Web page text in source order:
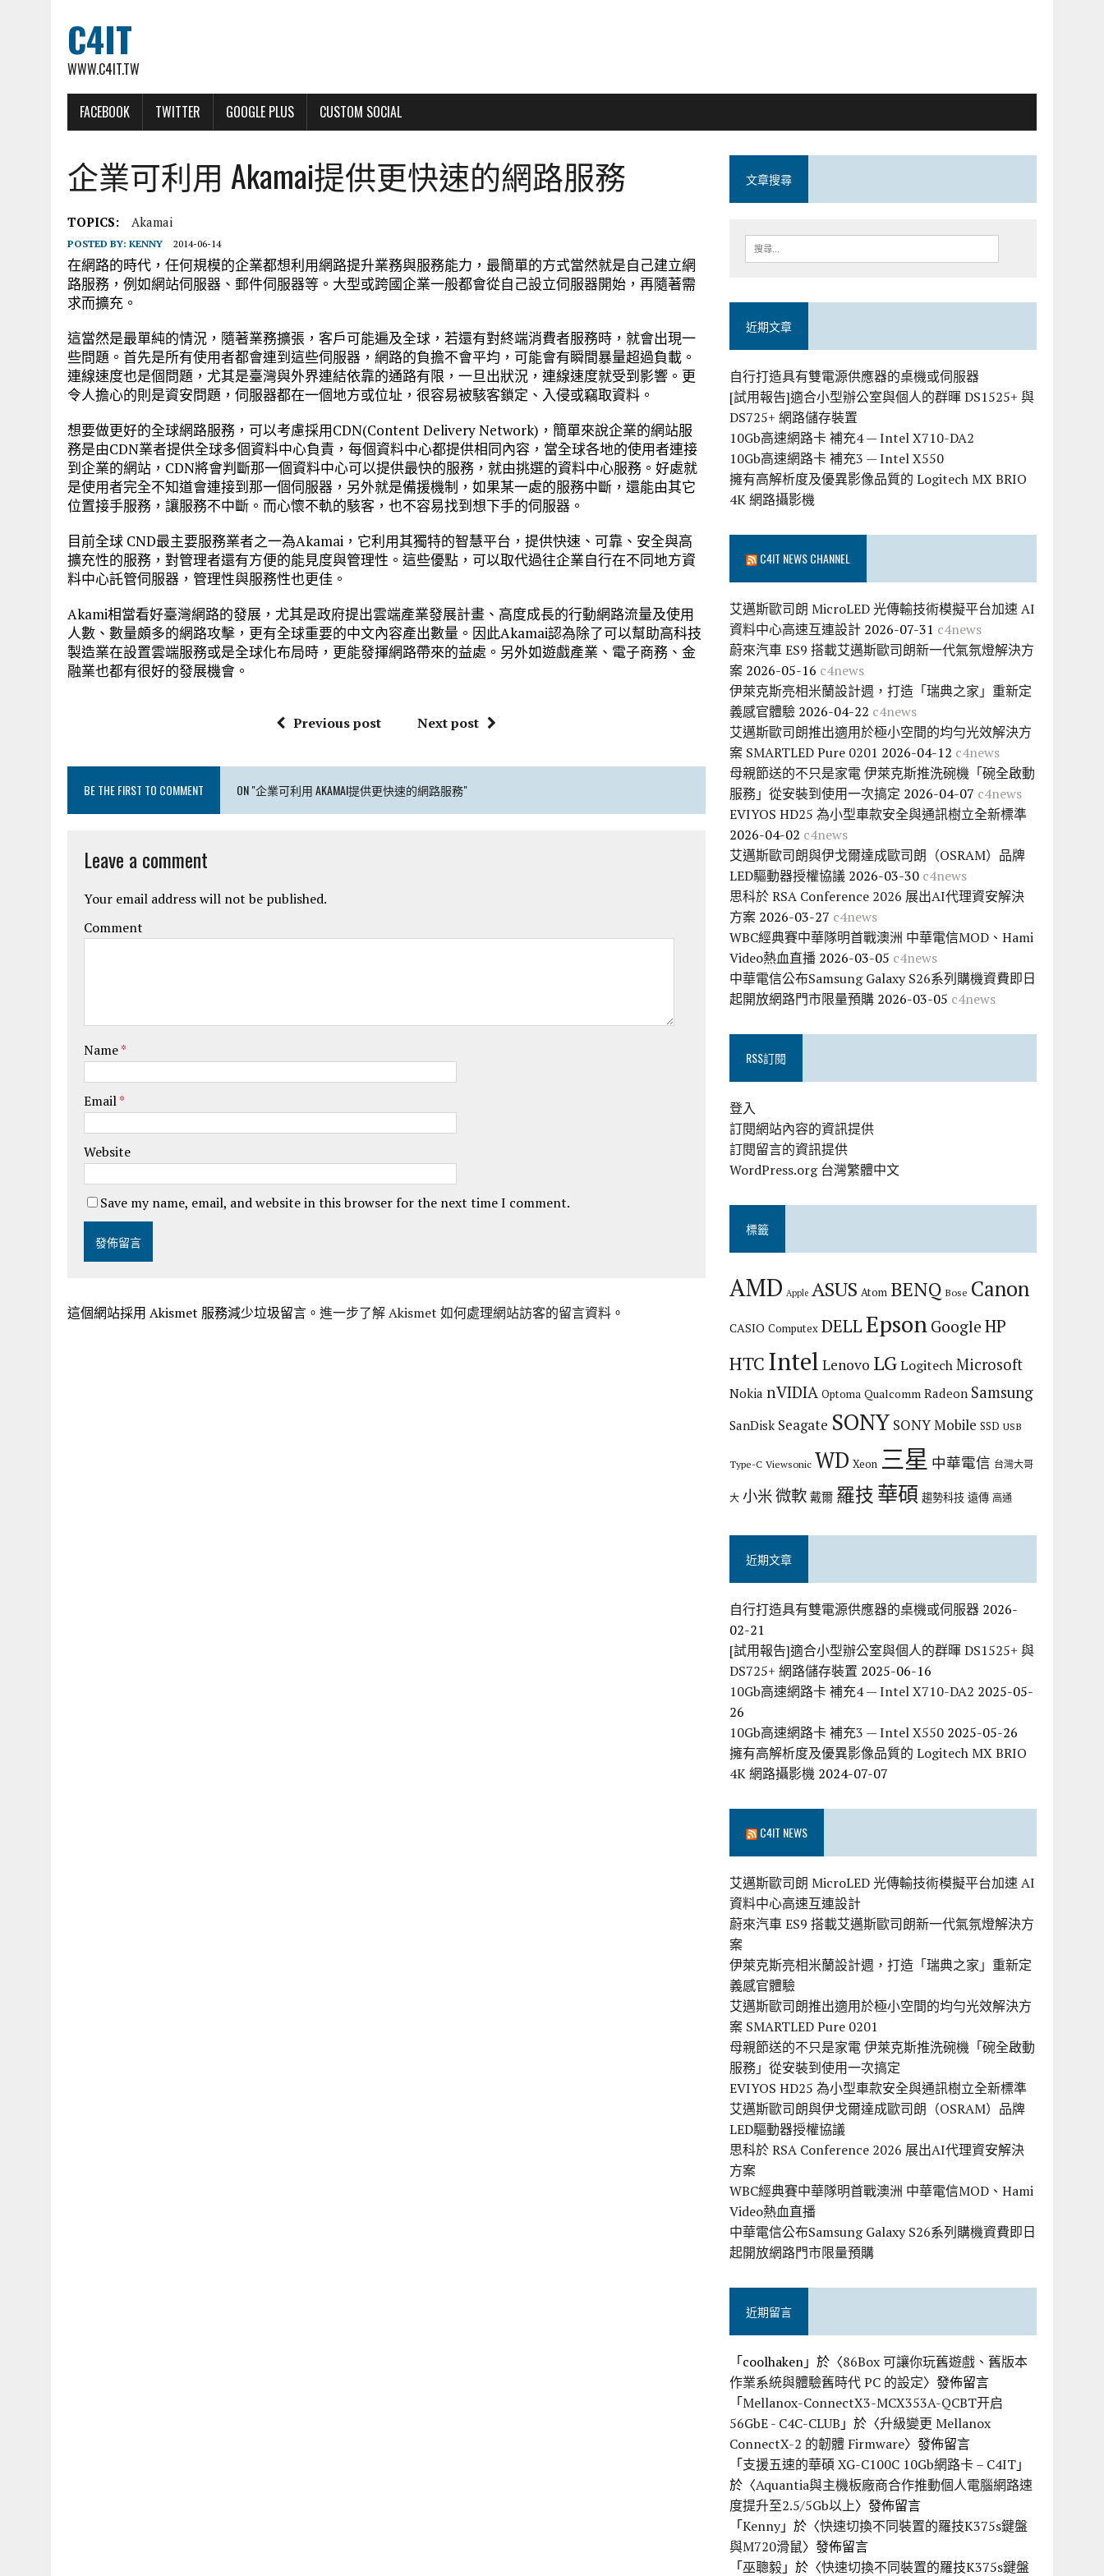
C4IT
WWW.C4IT.TW
FACEBOOK TWITTER GOOGLE PLUS CUSTOM SOCIAL
企業可利用 Akamai提供更快速的網路服務
TOPICS: Akamai
POSTED BY: KENNY 2014-06-14
在網路的時代，任何規模的企業都想利用網路提升業務與服務能力，最簡單的方式當然就是自己建立網
路服務，例如網站伺服器、郵件伺服器等。大型或跨國企業一般都會從自己設立伺服器開始，再隨著需
求而擴充。
這當然是最單純的情況，隨著業務擴張，客戶可能遍及全球，若還有對終端消費者服務時，就會出現一
些問題。首先是所有使用者都會連到這些伺服器，網路的負擔不會平均，可能會有瞬間暴量超過負載。
連線速度也是個問題，尤其是臺灣與外界連結依靠的通路有限，一旦出狀況，連線速度就受到影響。更
令人擔心的則是資安問題，伺服器都在一個地方或位址，很容易被駭客鎖定、入侵或竊取資料。
想要做更好的全球網路服務，可以考慮採用CDN(Content Delivery Network)，簡單來說企業的網站服
務是由CDN業者提供全球多個資料中心負責，每個資料中心都提供相同內容，當全球各地的使用者連接
到企業的網站，CDN將會判斷那一個資料中心可以提供最快的服務，就由挑選的資料中心服務。好處就
是使用者完全不知道會連接到那一個伺服器，另外就是備援機制，如果某一處的服務中斷，還能由其它
位置接手服務，讓服務不中斷。而心懷不軌的駭客，也不容易找到想下手的伺服器。
目前全球 CND最主要服務業者之一為Akamai，它利用其獨特的智慧平台，提供快速、可靠、安全與高
擴充性的服務，對管理者還有方便的能見度與管理性。這些優點，可以取代過往企業自行在不同地方資
料中心託管伺服器，管理性與服務性也更佳。
Akami相當看好臺灣網路的發展，尤其是政府提出雲端產業發展計畫、高度成長的行動網路流量及使用
人數、數量頗多的網路攻擊，更有全球重要的中文內容產出數量。因此Akamai認為除了可以幫助高科技
製造業在設置雲端服務或是全球化布局時，更能發揮網路帶來的益處。另外如遊戲產業、電子商務、金
融業也都有很好的發展機會。
Previous post Next post
BE THE FIRST TO COMMENT ON "企業可利用 AKAMAI提供更快速的網路服務"
Leave a comment
Your email address will not be published.
Comment
Name*
Email*
Website
Save my name, email, and website in this browser for the next time I comment.
這個網站採用 Akismet 服務減少垃圾留言。 進一步了解 Akismet 如何處理網站訪客的留言資料 。
文章搜尋
近期文章
自行打造具有雙電源供應器的桌機或伺服器
[試用報告]適合小型辦公室與個人的群暉 DS1525+ 與
DS725+ 網路儲存裝置
10Gb高速網路卡 補充4 — Intel X710-DA2
10Gb高速網路卡 補充3 — Intel X550
擁有高解析度及優異影像品質的 Logitech MX BRIO
4K 網路攝影機
C4IT NEWS CHANNEL
艾邁斯歐司朗 MicroLED 光傳輸技術模擬平台加速 AI
資料中心高速互連設計 2026-07-31 c4news
蔚來汽車 ES9 搭載艾邁斯歐司朗新一代氣氛燈解決方
案 2026-05-16 c4news
伊萊克斯亮相米蘭設計週，打造「瑞典之家」重新定
義感官體驗 2026-04-22 c4news
艾邁斯歐司朗推出適用於極小空間的均勻光效解決方
案 SMARTLED Pure 0201 2026-04-12 c4news
母親節送的不只是家電 伊萊克斯推洗碗機「碗全啟動
服務」從安裝到使用一次搞定 2026-04-07 c4news
EVIYOS HD25 為小型車款安全與通訊樹立全新標準
2026-04-02 c4news
艾邁斯歐司朗與伊戈爾達成歐司朗（OSRAM）品牌
LED驅動器授權協議 2026-03-30 c4news
思科於 RSA Conference 2026 展出AI代理資安解決
方案 2026-03-27 c4news
WBC經典賽中華隊明首戰澳洲 中華電信MOD、Hami
Video熱血直播 2026-03-05 c4news
中華電信公布Samsung Galaxy S26系列購機資費即日
起開放網路門市限量預購 2026-03-05 c4news
RSS訂閱
登入
訂閱網站內容的資訊提供
訂閱留言的資訊提供
WordPress.org 台灣繁體中文
標籤
AMD Apple ASUS Atom BENQ Bose Canon
CASIO Computex DELLEpson Google HP
HTC Intel Lenovo LGLogitechMicrosoft
Nokia nVIDIA Optoma Qualcomm Radeon Samsung
SanDisk Seagate SONY SONY Mobile SSD USB
Type-C Viewsonic WD Xeon 三星 中華電信 台灣大哥
大 小米微軟 戴爾 羅技華碩 趨勢科技 遠傳 高通
近期文章
自行打造具有雙電源供應器的桌機或伺服器 2026-
02-21
[試用報告]適合小型辦公室與個人的群暉 DS1525+ 與
DS725+ 網路儲存裝置 2025-06-16
10Gb高速網路卡 補充4 — Intel X710-DA2 2025-05-
26
10Gb高速網路卡 補充3 — Intel X550 2025-05-26
擁有高解析度及優異影像品質的 Logitech MX BRIO
4K 網路攝影機 2024-07-07
C4IT NEWS
艾邁斯歐司朗 MicroLED 光傳輸技術模擬平台加速 AI
資料中心高速互連設計
蔚來汽車 ES9 搭載艾邁斯歐司朗新一代氣氛燈解決方
案
伊萊克斯亮相米蘭設計週，打造「瑞典之家」重新定
義感官體驗
艾邁斯歐司朗推出適用於極小空間的均勻光效解決方
案 SMARTLED Pure 0201
母親節送的不只是家電 伊萊克斯推洗碗機「碗全啟動
服務」從安裝到使用一次搞定
EVIYOS HD25 為小型車款安全與通訊樹立全新標準
艾邁斯歐司朗與伊戈爾達成歐司朗（OSRAM）品牌
LED驅動器授權協議
思科於 RSA Conference 2026 展出AI代理資安解決
方案
WBC經典賽中華隊明首戰澳洲 中華電信MOD、Hami
Video熱血直播
中華電信公布Samsung Galaxy S26系列購機資費即日
起開放網路門市限量預購
近期留言
「coolhaken」於〈86Box 可讓你玩舊遊戲、舊版本
作業系統與體驗舊時代 PC 的設定〉發佈留言
「Mellanox-ConnectX3-MCX353A-QCBT开启
56GbE - C4C-CLUB 」於〈升級變更 Mellanox
ConnectX-2 的韌體 Firmware〉發佈留言
「支援五速的華碩 XG-C100C 10Gb網路卡 – C4IT」
於〈Aquantia與主機板廠商合作推動個人電腦網路速
度提升至2.5/5Gb以上〉發佈留言
「Kenny」於〈快速切換不同裝置的羅技K375s鍵盤
與M720滑鼠〉發佈留言
「巫聰毅」於〈快速切換不同裝置的羅技K375s鍵盤